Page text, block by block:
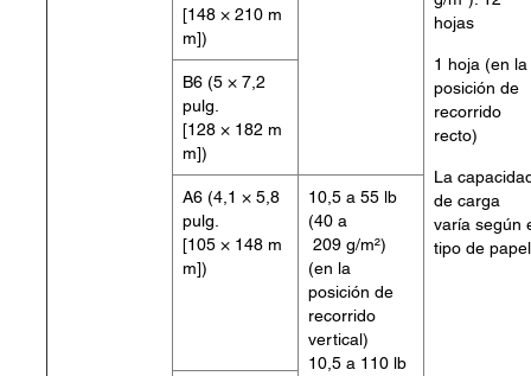
hojas
1 hoja (en la
posición de
recorrido
recto)
La
de carga
varía según
tipo de
[148 × 210 m
m])
B6 (5 × 7,2
pulg.
[128 × 182 m
m])
A6 (4,1 × 5,8
pulg.
[105 × 148 m
m])
10,5 a 55 lb
(40 a
209 g/m²)
(en la
posición de
recorrido
vertical)
10,5 a 110 lb